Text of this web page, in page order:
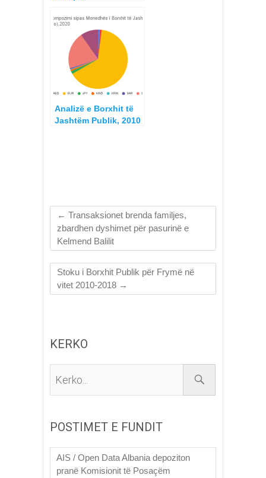
vitit 2018-2023
Planifikime
Analizë e Borxhit të
Jashtëm Publik, 2010
← Transaksionet brenda familjes,
zbardhen dyshimet për pasurinë e
Kelmend Balilit
Stoku i Borxhit Publik për Frymë në
vitet 2010-2018 →
KERKO
POSTIMET E FUNDIT
AIS / Open Data Albania depoziton
pranë Komisionit të Posaçëm